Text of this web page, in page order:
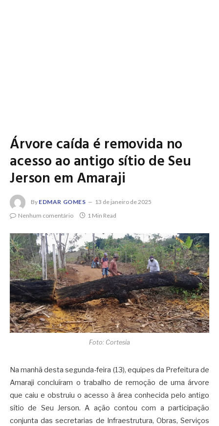
Árvore caída é removida no
acesso ao antigo sítio de Seu
Jerson em Amaraji
By EDMAR GOMES
13 de janeiro de 2025
Nenhum comentário
1 Min Read
Foto: Cortesia
Na manhã desta segunda-feira (13), equipes da Prefeitura de
Amaraji concluíram o trabalho de remoção de uma árvore
que caiu e obstruiu o acesso à área conhecida pelo antigo
sítio de Seu Jerson. A ação contou com a participação
conjunta das secretarias de Infraestrutura, Obras, Serviços